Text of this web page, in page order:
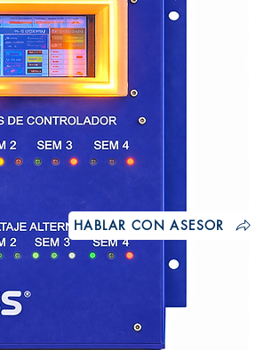
HABLAR CON ASESOR